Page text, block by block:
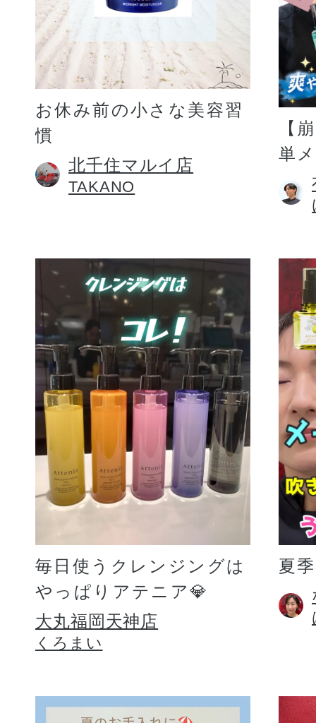
お休み前の小さな美容習
慣
北千住マルイ店
TAKANO
【
単
毎日使うクレンジングは
やっぱりアテニア💎
大丸福岡天神店
くろまい
夏